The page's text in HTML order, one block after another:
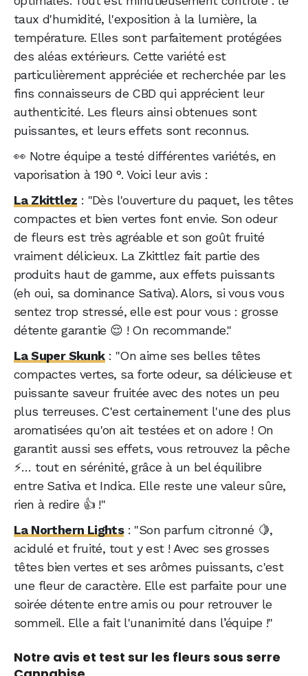
taux d'humidité, l'exposition à la lumière, la
température. Elles sont parfaitement protégées
des aléas extérieurs. Cette variété est
particulièrement appréciée et recherchée par les
fins connaisseurs de CBD qui apprécient leur
authenticité. Les fleurs ainsi obtenues sont
puissantes, et leurs effets sont reconnus.
👀 Notre équipe a testé différentes variétés, en
vaporisation à 190 °. Voici leur avis :
La Zkittlez : "Dès l'ouverture du paquet, les têtes
compactes et bien vertes font envie. Son odeur
de fleurs est très agréable et son goût fruité
vraiment délicieux. La Zkittlez fait partie des
produits haut de gamme, aux effets puissants
(eh oui, sa dominance Sativa). Alors, si vous vous
sentez trop stressé, elle est pour vous : grosse
détente garantie 😌 ! On recommande."
La Super Skunk: "On aime ses belles têtes
compactes vertes, sa forte odeur, sa délicieuse et
puissante saveur fruitée avec des notes un peu
plus terreuses. C'est certainement l'une des plus
aromatisées qu'on ait testées et on adore ! On
garantit aussi ses effets, vous retrouvez la pêche
⚡… tout en sérénité, grâce à un bel équilibre
entre Sativa et Indica. Elle reste une valeur sûre,
rien à redire 👍 !"
La Northern Lights: "Son parfum citronné 🍋,
acidulé et fruité, tout y est ! Avec ses grosses
têtes bien vertes et ses arômes puissants, c'est
une fleur de caractère. Elle est parfaite pour une
soirée détente entre amis ou pour retrouver le
sommeil. Elle a fait l'unanimité dans l’équipe !"
Notre avis et test sur les fleurs sous serre